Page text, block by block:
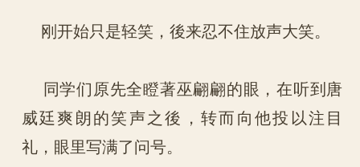
刚开始只是轻笑，後来忍不住放声大笑。
同学们原先全瞪著巫翩翩的眼，在听到唐
威廷爽朗的笑声之後，转而向他投以注目
礼，眼里写满了问号。